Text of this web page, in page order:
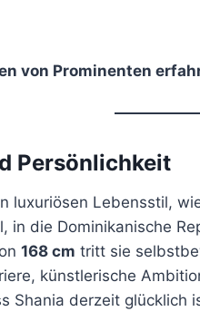
von Prominenten
Persönlichkeit
luxuriösen Lebensstil,
in die Dominikanische
168 cm tritt sie
künstlerische
Shania derzeit glücklich